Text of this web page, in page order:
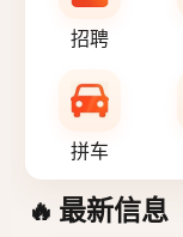
招聘
拼车
🔥 最新信息